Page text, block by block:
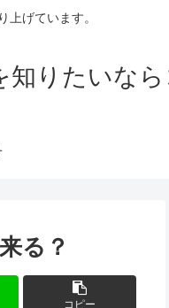
上げています。
りたいなら
る？
コピー